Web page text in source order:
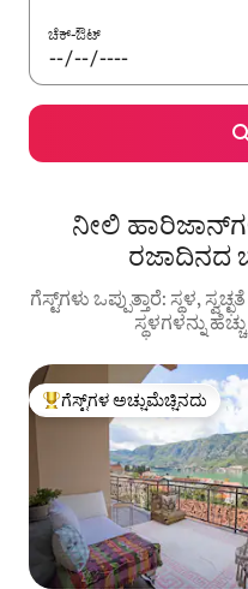
ಚೆಕ್-ಔಟ್
ನೀಲಿ
ರಜಾದಿನದ
ಗೆಸ್ಟ್‌ಗಳು ಒಪ್ಪುತ್ತಾರೆ: ಸ್ಥಳ,
ಸ್ಥಳಗಳನ್ನು
ಗೆಸ್ಟ್‌ಗಳಿಗೆ ಅತಿ ಹೆಚ್ಚು
ಗೆಸ್ಟ್‌ಗಳ ಅಚ್ಚುಮೆಚ್ಚಿನದು